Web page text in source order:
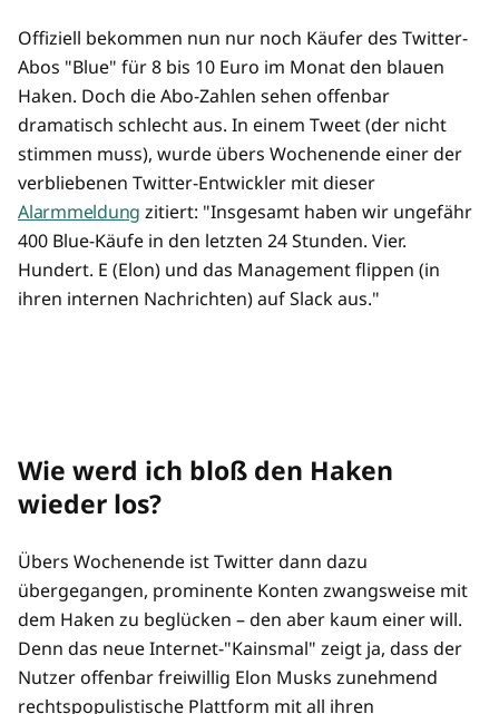
Offiziell bekommen nun nur noch Käufer des Twitter-
Abos "Blue" für 8 bis 10 Euro im Monat den blauen
Haken. Doch die Abo-Zahlen sehen offenbar
dramatisch schlecht aus. In einem Tweet (der nicht
stimmen muss), wurde übers Wochenende einer der
verbliebenen Twitter-Entwickler mit dieser
Alarmmeldung zitiert: "Insgesamt haben wir ungefähr
400 Blue-Käufe in den letzten 24 Stunden. Vier.
Hundert. E (Elon) und das Management flippen (in
ihren internen Nachrichten) auf Slack aus."
Wie werd ich bloß den Haken
wieder los?
Übers Wochenende ist Twitter dann dazu
übergegangen, prominente Konten zwangsweise mit
dem Haken zu beglücken – den aber kaum einer will.
Denn das neue Internet-"Kainsmal" zeigt ja, dass der
Nutzer offenbar freiwillig Elon Musks zunehmend
rechtspopulistische Plattform mit all ihren